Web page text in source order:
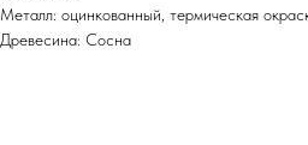
Металл: оцинкованный, термическая
Древесина: Сосна